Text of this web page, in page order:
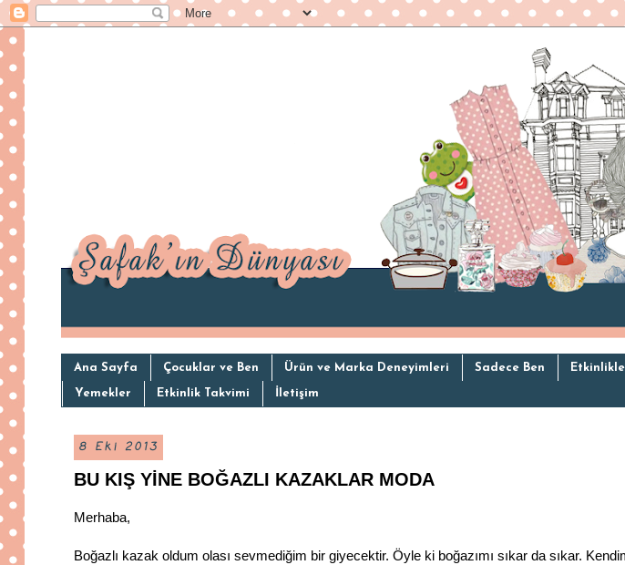
Ana Sayfa Çocuklar ve Ben Ürün ve Marka Deneyimleri Sadece Ben
Yemekler Etkinlik Takvimi İletişim
8 Eki 2013
BU KIŞ YİNE BOĞAZLI KAZAKLAR MODA
Merhaba,
Boğazlı kazak oldum olası sevmediğim bir giyecektir. Öyle ki boğazımı sıkar da sıkar.